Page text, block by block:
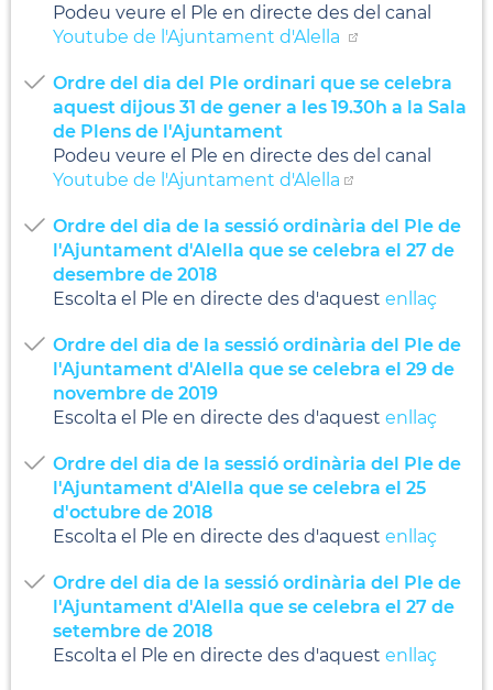
Podeu veure el Ple en directe des del canal
Youtube de l'Ajuntament d'Alella
Ordre del dia del Ple ordinari que se celebra
aquest dijous 31 de gener a les 19.30h a la Sala
de Plens de l'Ajuntament
Podeu veure el Ple en directe des del canal
Youtube de l'Ajuntament d'Alella
Ordre del dia de la sessió ordinària del Ple de
l'Ajuntament d'Alella que se celebra el 27 de
desembre de 2018
Escolta el Ple en directe des d'aquest enllaç
Ordre del dia de la sessió ordinària del Ple de
l'Ajuntament d'Alella que se celebra el 29 de
novembre de 2019
Escolta el Ple en directe des d'aquest enllaç
Ordre del dia de la sessió ordinària del Ple de
l'Ajuntament d'Alella que se celebra el 25
d'octubre de 2018
Escolta el Ple en directe des d'aquest enllaç
Ordre del dia de la sessió ordinària del Ple de
l'Ajuntament d'Alella que se celebra el 27 de
setembre de 2018
Escolta el Ple en directe des d'aquest enllaç